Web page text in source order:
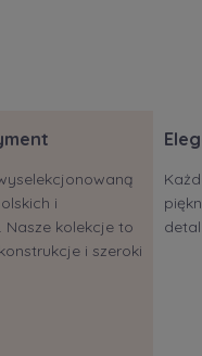
i
Nasze kolekcje to
i szeroki
detal.